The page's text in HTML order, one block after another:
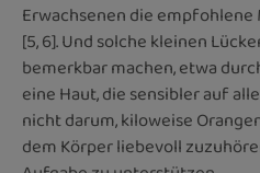
Erwachsenen die
[5, 6]. Und solche kleinen
bemerkbar machen, etwa
eine Haut, die sensibler auf
nicht darum, kiloweise
dem Körper liebevoll